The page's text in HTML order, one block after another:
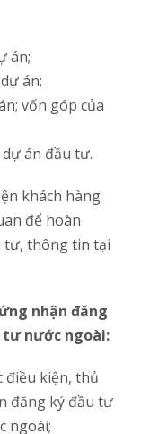
án;
án;
vốn góp của
án đầu tư.
khách hàng
để hoàn
tư, thông tin tại
nhận đăng
tư nước ngoài:
điều kiện, thủ
đăng ký đầu tư
ngoài;